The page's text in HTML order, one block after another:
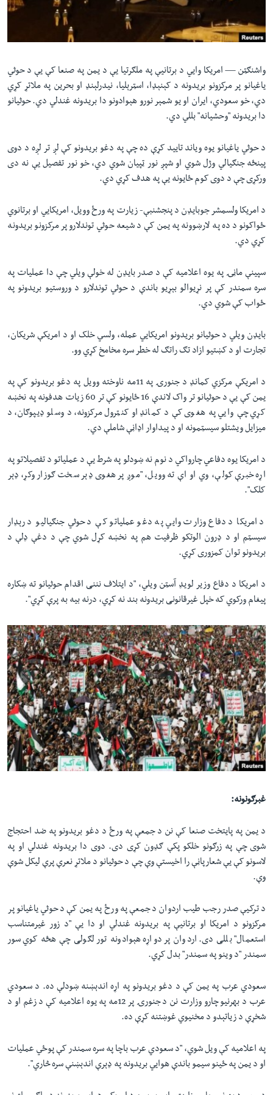
مخکې
لټون
واوړئ
Learning English
FOLLOW US
واشنګټن — امریکا وایي د برتانیې په ملګرتیا یې د یمن په صنعا کې یې د حوثي
یاغیانو پر مرکزونو بریدونه د کېنېډا،‌ اسټرېلیا، نیدرلېنډ او بحرین په ملاتړ کړي
دي، خو سعودي، ایران او یو شمېر نورو هېوادونو دا بریدونه غندلي دي. حوثیانو
دا بریدونه "وحشیانه" بللي دي.
د حوثي یاغیانو یوه ویاند تایید کړې ده چې په دغو بریدونو کې لږ تر لږه د دوی
پینځه جنګیالي وژل شوي او شپږ نور ټپیان شوي دي، خو نور تفصیل یې نه دی
ورکړی چې د دوی کوم ځایونه یې په هدف کړي دي.
د امریکا ولسمشر جوبایډن د پنجشنبې- زیارت په ورځ وویل، امریکايي او برتانوي
ځواکونو د ده په لارښوونه په یمن کې د شیعه حوثي‌ توندلارو پر مرکزونو بریدونه
کړي دي.
سپینې ماڼۍ په یوه اعلامیه کې د صدر بایډن له خولې ویلي چې دا عملیات په
سره سمندر کې پر نړیوالو بېړیو باندې د حوثي توندلارو د وروستیو بریدونو په
ځواب کې شوي دي.
بایډن ویلي د حوثيانو بریدونو امریکايي عمله، ولسي خلک او د امریکې شریکان،
تجارت او د کښتیو ازاد تګ راتګ له خطر سره مخامخ کړي وو.
د امریکې مرکزي کمانډ د جنورۍ په 11مه ناوخته وویل په دغو بریدونو کې په
یمن کې یې د حوثيانو تر واک لاندې 16 ځایونو کې تر 60 زیات هدفونه په نخښه
کړي چې وایي په هغوی کې د کمانډ او کنټرول مرکزونه، د وسلو ډیپوګان، د
میزایل ویشتلو سیسټمونه او د پیداوار اډاڼې شاملې دي.
د امریکا یوه دفاعي چارواکي د نوم نه ښودلو په شرط یې د عملیاتو د تفصیلاتو په
اړه خبرې کولې، وي او اې ته وویل، "موږ پر هغوی ډېر سخت ګوزار وکړ، ډېر
کلک".
د امریکا د دفاع وزارت وايي په دغو عملیاتو کې د حوثي‌ جنګیالیو د رېډار
سیسټم او د ډرون الوتکو ظرفیت هم په نخښه کړل شوي چې د دغې ډلې د
بریدونو توان کمزوری کړي.
د امریکا د دفاع وزیر لویډ آسټن ویلي، "د ایتلاف نننی اقدام حوثیانو ته ښکاره
پیغام ورکوي که خپل غیرقانونی بریدونه بند نه کړي، درنه بیه به پرې کړي".
غبرګونونه:
د یمن په پایتخت صنعا کې نن د جمعې په ورځ د دغو بریدونو په ضد احتجاج
شوی چې په زرګونو خلکو پکې ګډون کړی دی. دوی دا بریدونه غندلي او په
لاسونو کې یې شعارپاڼې را اخیستې وې چې د حوثیانو د ملاتړ نعرې پرې لیکل شوې
وې.
د ترکیې صدر رجب طیب اردوان د جمعې په ورځ په یمن کې د حوثي یاغیانو پر
مرکزونو د امریکا او برتانیې په بریدونه غندلي او دا یې "د زور غیرمتناسب
استعمال" بللی دی. اردوان پر دواړه هېوادونه تور لګولی چې هڅه کوي سور
سمندر "د وینو په سمندر" بدل کړي.
سعودي عرب په یمن کې د دغو بریدونو په اړه اندېښنه ښودلې ده. د سعودي
عرب د بهرنیو چارو وزارت نن د جنورۍ پر 12مه په یوه اعلامیه کې د زغم او د
شخړې د زیاتېدو د مخنیوي غوښتنه کړې ده.
په اعلامیه کې ویل شوي، "د سعودي عرب باچا په سره سمندر کې پوځي عملیات
او د یمن په ځینو سیمو باندې هوايي بریدونه په ډېرې اندېښنې سره څاري".